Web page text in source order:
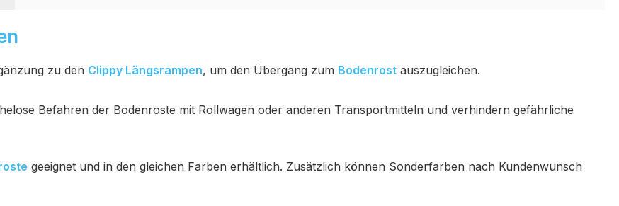
zu den Clippy Längsrampen, um den Übergang zum Bodenrost auszugleichen.
Befahren der Bodenroste mit Rollwagen oder anderen Transportmitteln und verhindern gefährliche
geeignet und in den gleichen Farben erhältlich. Zusätzlich können Sonderfarben nach Kundenwunsch